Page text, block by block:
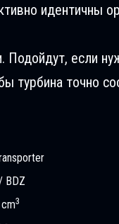
идентичны
Подойдут, если
турбина точно
BDZ
3